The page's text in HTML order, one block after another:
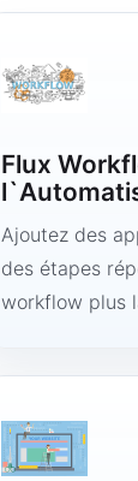
Flux
Ajoutez des
des étapes
workflow plus